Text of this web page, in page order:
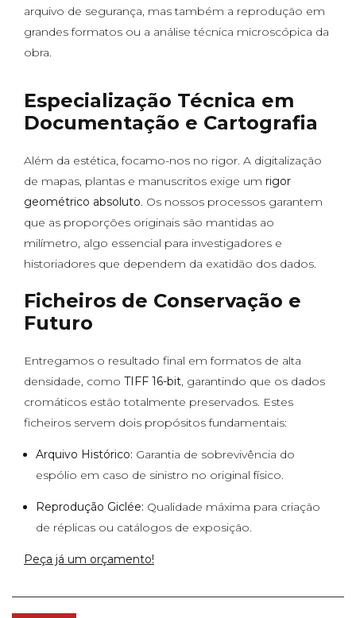
arquivo de segurança, mas também a reprodução em
grandes formatos ou a análise técnica microscópica da
obra.
Especialização Técnica em
Documentação e Cartografia
Além da estética, focamo-nos no rigor. A digitalização
de mapas, plantas e manuscritos exige um rigor
geométrico absoluto. Os nossos processos garantem
que as proporções originais são mantidas ao
milímetro, algo essencial para investigadores e
historiadores que dependem da exatidão dos dados.
Ficheiros de Conservação e
Futuro
Entregamos o resultado final em formatos de alta
densidade, como TIFF 16-bit, garantindo que os dados
cromáticos estão totalmente preservados. Estes
ficheiros servem dois propósitos fundamentais:
Arquivo Histórico: Garantia de sobrevivência do
espólio em caso de sinistro no original físico.
Reprodução Giclée: Qualidade máxima para criação
de réplicas ou catálogos de exposição.
Peça já um orçamento!